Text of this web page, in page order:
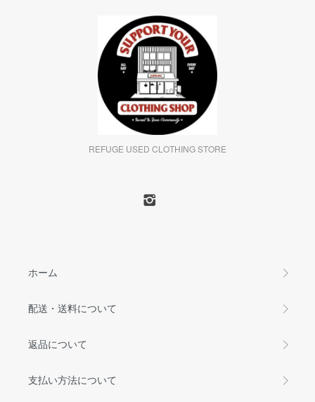
REFUGE USED CLOTHING STORE
ホーム
配送・送料について
返品について
支払い方法について